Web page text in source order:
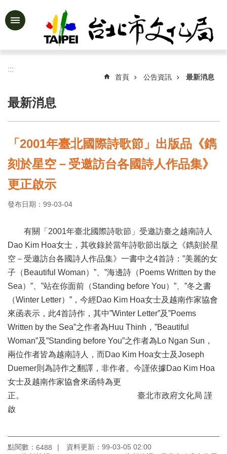
跳到主要內容區塊
進
告
訊
認
識
文
局
務
目
臺
藝
文
空
間
歷
年
文
化
節
慶
政
:::
首頁 公告資訊 最新消息
最新消息
「2001年臺北國際詩歌節」出版品《鐫
刻於星空－受邀訪台各國詩人作品集》
更正啟示
發布日期：99-03-04
有關「2001年臺北國際詩歌節」受邀訪臺之越南詩人
Dao Kim Hoa女士，其收錄於當年詩歌節出版之《鐫刻於星
空－受邀訪台各國詩人作品集》一書中之4首詩：”美麗的女
子（Beautiful Woman）”、”海邊詩（Poems Written by the
Sea）”、”站在你面前（Standing before You）”、”冬之書
（Winter Letter）”，今經Dao Kim Hoa女士及越南作家協會
來函表示，此4首詩作，其中”Winter Letter”及”Poems
Written by the Sea”之作者為Huu Thinh，”Beautiful
Woman”及”Standing before You”之作者為Lo Ngan Sun，
兩位作者皆為越南詩人，而Dao Kim Hoa女士及Joseph
Duemer則為詩作之翻譯，非作者。今謹依據Dao Kim Hoa
女士及越南作家協會來函特為更
正。 臺北市政府文化局 謹
啟
點閱數： 6488
資料更新：99-03-05 02:00